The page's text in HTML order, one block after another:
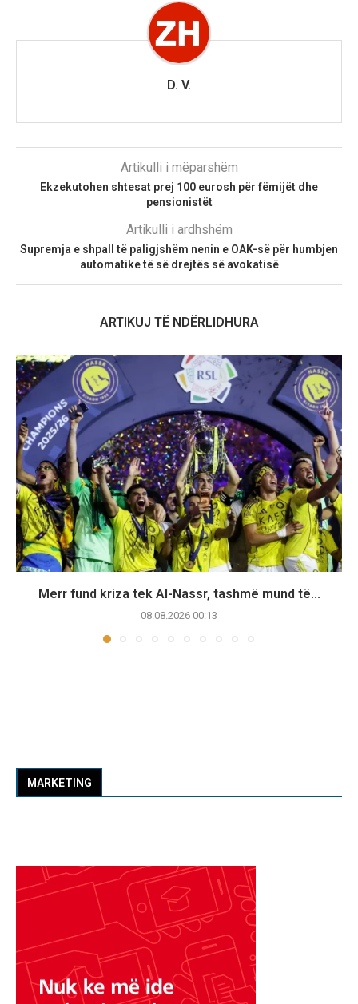
D. V.
Artikulli i mëparshëm
Ekzekutohen shtesat prej 100 eurosh për fëmijët dhe
pensionistët
Artikulli i ardhshëm
Supremja e shpall të paligjshëm nenin e OAK-së për humbjen
automatike të së drejtës së avokatisë
ARTIKUJ TË NDËRLIDHURA
Merr fund kriza tek Al-Nassr, tashmë mund të...
08.08.2026 00:13
MARKETING